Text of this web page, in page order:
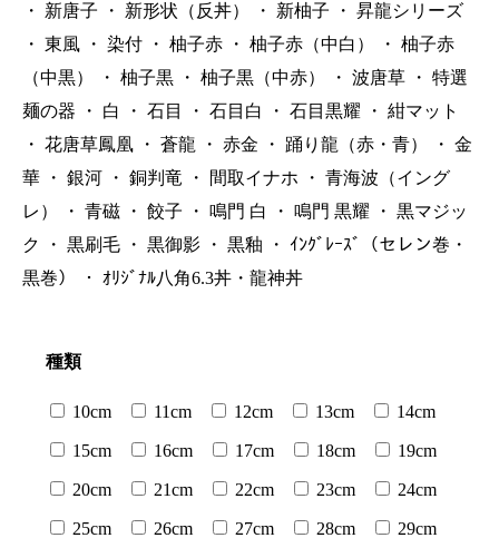
・
新唐子 ・ 新形状（反丼） ・ 新柚子 ・ 昇龍シリーズ
・ 東風 ・ 染付 ・ 柚子赤 ・ 柚子赤（中白） ・ 柚子赤
（中黒）
・ 柚子黒 ・ 柚子黒（中赤） ・ 波唐草 ・ 特選
麺の器
・ 白 ・ 石目 ・ 石目白 ・ 石目黒耀 ・ 紺マット
・ 花唐草鳳凰 ・ 蒼龍 ・ 赤金 ・ 踊り龍（赤・青） ・ 金
華
・ 銀河 ・ 銅判竜 ・ 間取イナホ ・ 青海波（イング
レ）
・ 青磁 ・ 餃子 ・ 鳴門 白 ・ 鳴門 黒耀 ・ 黒マジッ
ク
・ 黒刷毛 ・ 黒御影 ・ 黒釉 ・
ｲﾝｸﾞﾚｰｽﾞ（セレン巻・
黒巻）
・ ｵﾘｼﾞﾅﾙ八角6.3丼・龍神丼
種類
10cm 11cm 12cm 13cm 14cm
15cm 16cm 17cm 18cm 19cm
20cm 21cm 22cm 23cm 24cm
25cm 26cm 27cm 28cm 29cm